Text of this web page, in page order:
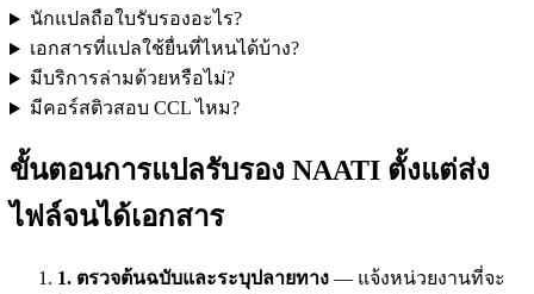
นักแปลถือใบรับรองอะไร?
เอกสารที่แปลใช้ยื่นที่ไหนได้บ้าง?
มีบริการล่ามด้วยหรือไม่?
มีคอร์สติวสอบ CCL ไหม?
ขั้นตอนการแปลรับรอง NAATI ตั้งแต่ส่ง
ไฟล์จนได้เอกสาร
1. ตรวจต้นฉบับและระบุปลายทาง — แจ้งหน่วยงานที่จะ